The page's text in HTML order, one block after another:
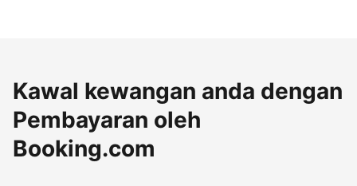
Kawal kewangan anda dengan
Pembayaran oleh
Booking.com